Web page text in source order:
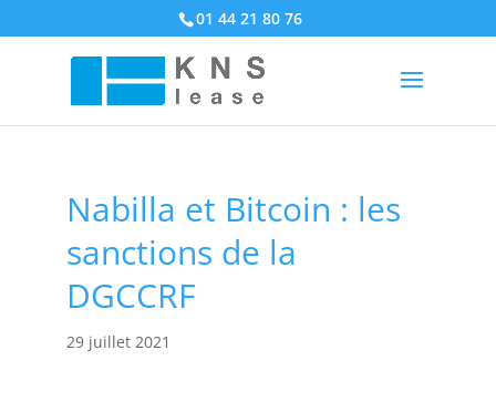
01 44 21 80 76
Nabilla et Bitcoin : les
sanctions de la
DGCCRF
29 juillet 2021